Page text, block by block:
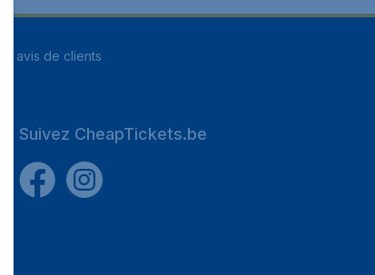
avis de clients
Suivez CheapTickets.be